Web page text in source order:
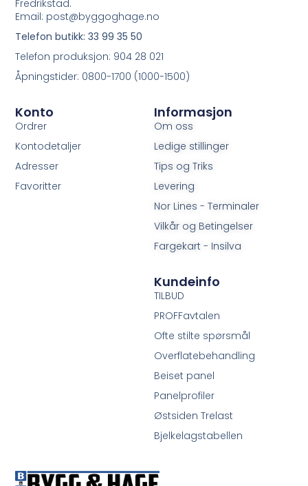
Informasjon
Om oss
Ledige stillinger
Tips og Triks
Levering
Nor Lines - Terminaler
Vilkår og Betingelser
Fargekart - Insilva
Konto
Ordrer
Kontodetaljer
Adresser
Favoritter
Kundeinfo
TILBUD
PROFFavtalen
Ofte stilte spørsmål
Overflatebehandling
Beiset panel
Panelprofiler
Østsiden Trelast
Bjelkelagstabellen
Fredrikstad.
Email: post@byggoghage.no
Telefon butikk: 33 99 35 50
Telefon produksjon: 904 28 021
Åpningstider: 0800-1700 (1000-1500)